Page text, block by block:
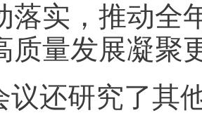
落实，推动全
质量发展凝聚
议还研究了其